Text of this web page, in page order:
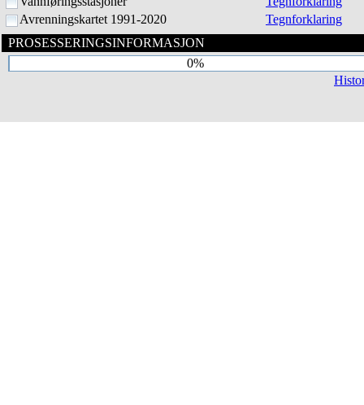
PROSESSERINGSINFORMASJON
0%
Avrenningskartet 1991-2020
Tegnforklaring